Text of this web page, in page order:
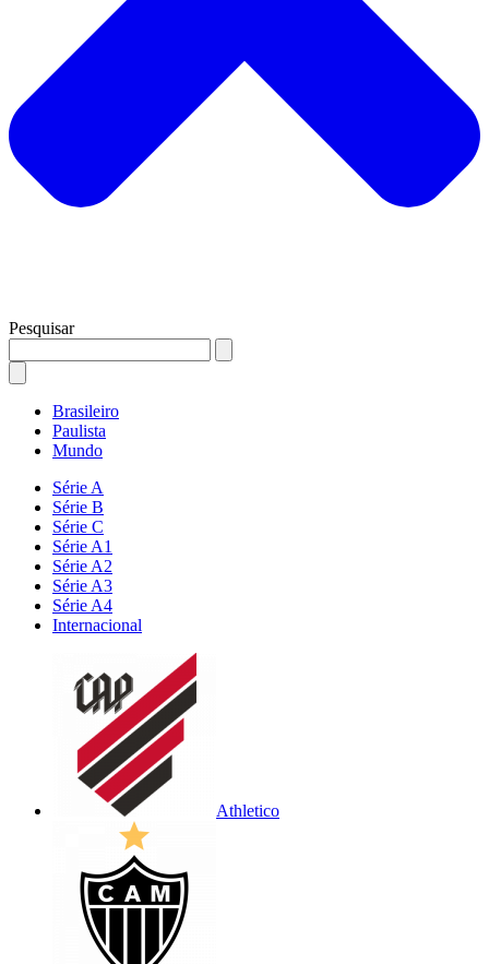
Pesquisar
Brasileiro
Paulista
Mundo
Série A
Série B
Série C
Série A1
Série A2
Série A3
Série A4
Internacional
Athletico